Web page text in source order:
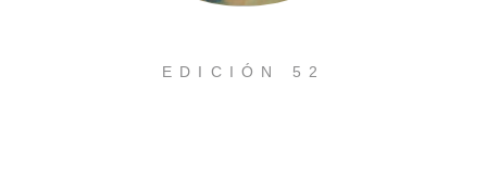
EDICIÓN 52